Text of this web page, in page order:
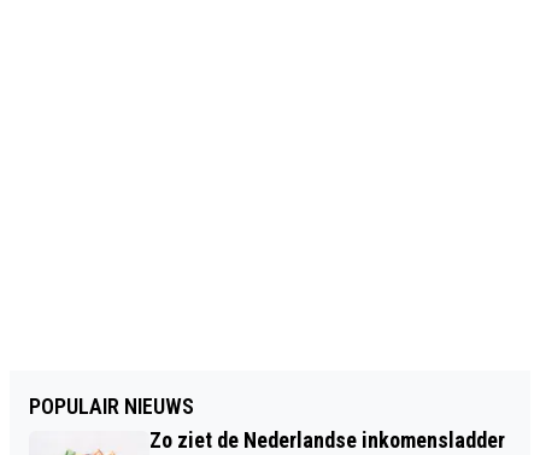
POPULAIR NIEUWS
Zo ziet de Nederlandse inkomensladder